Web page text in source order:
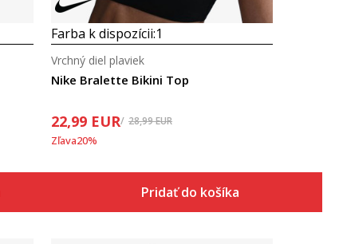
Farba k dispozícii:1
Nike Bralette Bikini Top
Vrchný diel plaviek
22,99 EUR 28,99EUR
Zľava20%
Pridať do košíka